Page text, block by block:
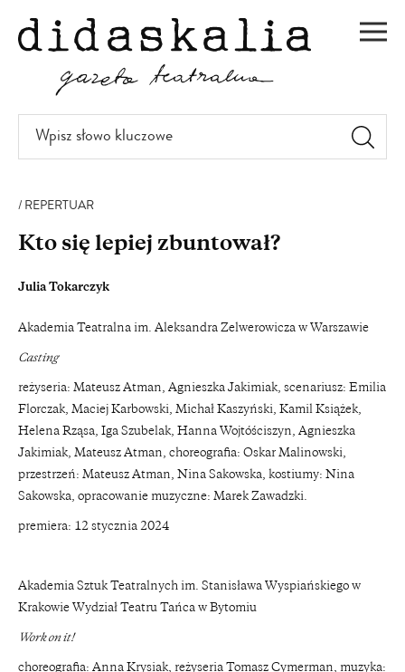
DO
TREŚCI
Wpisz
słowo
REPERTUAR
Kto się lepiej zbuntował?
Julia Tokarczyk
Akademia Teatralna im. Aleksandra Zelwerowicza w Warszawie
Casting
reżyseria: Mateusz Atman, Agnieszka Jakimiak, scenariusz: Emilia
Florczak, Maciej Karbowski, Michał Kaszyński, Kamil Książek,
Helena Rząsa, Iga Szubelak, Hanna Wojtóściszyn, Agnieszka
Jakimiak, Mateusz Atman, choreografia: Oskar Malinowski,
przestrzeń: Mateusz Atman, Nina Sakowska, kostiumy: Nina
Sakowska, opracowanie muzyczne: Marek Zawadzki.
premiera: 12 stycznia 2024
Akademia Sztuk Teatralnych im. Stanisława Wyspiańskiego w
Krakowie Wydział Teatru Tańca w Bytomiu
Work on it!
choreografia: Anna Krysiak, reżyseria Tomasz Cymerman, muzyka: